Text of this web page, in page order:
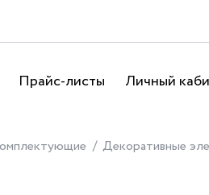
Прайс-листы Личный
Декоративные